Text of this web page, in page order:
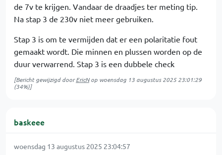
de 7v te krijgen. Vandaar de draadjes ter meting tip.
Na stap 3 de 230v niet meer gebruiken.
Stap 3 is om te vermijden dat er een polaritatie fout
gemaakt wordt. Die minnen en plussen worden op de
duur verwarrend. Stap 3 is een dubbele check
[Bericht gewijzigd doorEricNop woensdag 13 augustus 2025 23:01:29
(34%)]
baskeee
woensdag 13 augustus 2025 23:04:57